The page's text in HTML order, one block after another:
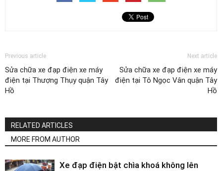
Previous article
Sửa chữa xe đạp điện xe máy
điện tại Thượng Thụy quận Tây
Hồ
Next article
Sửa chữa xe đạp điện xe máy
điện tại Tô Ngọc Vân quận Tây
Hồ
RELATED ARTICLES
MORE FROM AUTHOR
Xe đạp điện bật chìa khoá không lên